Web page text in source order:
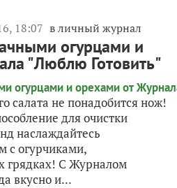
18:07 в личный журнал
огурцами и
"Люблю Готовить"
салата не понадобится нож!
для очистки
наслаждайтесь
с огурчиками,
грядках! С Журналом
вкусно и...